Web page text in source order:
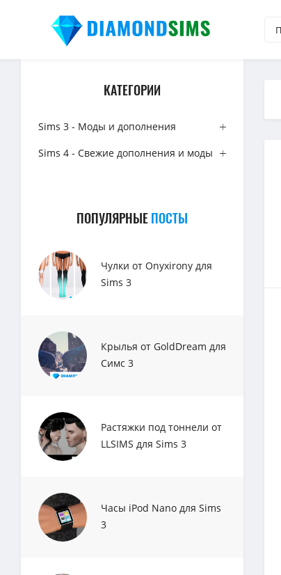
КАТЕГОРИИ
Sims 3 - Моды и дополнения
Sims 4 - Свежие дополнения и моды
ПОПУЛЯРНЫЕПОСТЫ
Чулки от Onyxirony для
Sims 3
Крылья от GoldDream для
Симс 3
Растяжки под тоннели от
LLSIMS для Sims 3
Часы iPod Nano для Sims
3